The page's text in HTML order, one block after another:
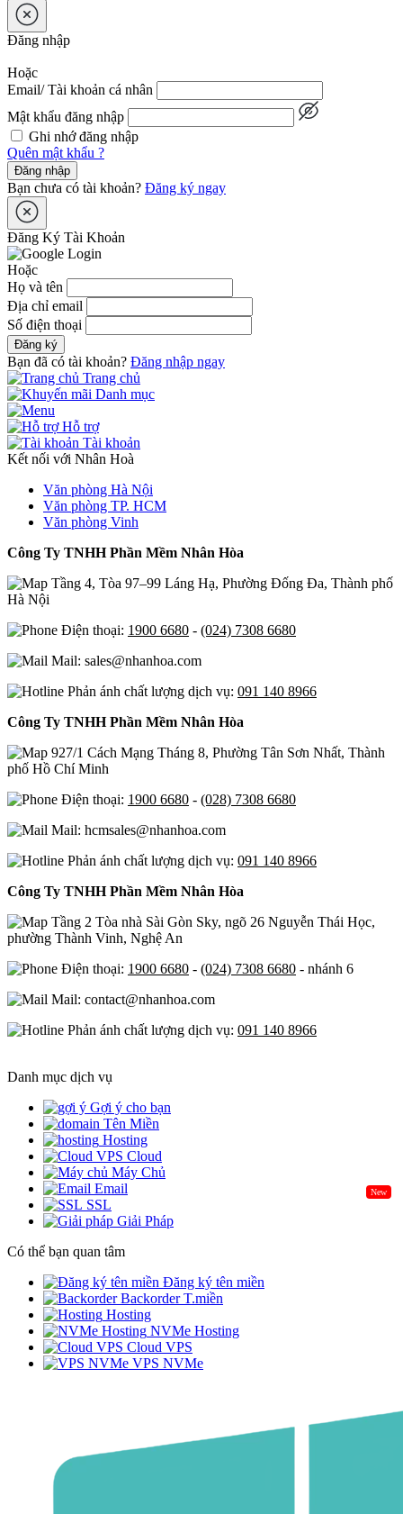
Đăng nhập
Hoặc
Email/ Tài khoản cá nhân
Mật khẩu đăng nhập
Ghi nhớ đăng nhập
Quên mật khẩu ?
Đăng nhập
Bạn chưa có tài khoản? Đăng ký ngay
Đăng Ký Tài Khoản
Hoặc
Họ và tên
Địa chỉ email
Số điện thoại
Đăng ký
Bạn đã có tài khoản? Đăng nhập ngay
Trang chủ
Danh mục
Hỗ trợ
Tài khoản
Kết nối với Nhân Hoà
Văn phòng Hà Nội
Văn phòng TP. HCM
Văn phòng Vinh
Công Ty TNHH Phần Mềm Nhân Hòa
Tầng 4, Tòa 97–99 Láng Hạ, Phường Đống Đa, Thành phố
Hà Nội
Điện thoại: 1900 6680 - (024) 7308 6680
Mail: sales@nhanhoa.com
Phản ánh chất lượng dịch vụ: 091 140 8966
Công Ty TNHH Phần Mềm Nhân Hòa
927/1 Cách Mạng Tháng 8, Phường Tân Sơn Nhất, Thành
phố Hồ Chí Minh
Điện thoại: 1900 6680 - (028) 7308 6680
Mail: hcmsales@nhanhoa.com
Phản ánh chất lượng dịch vụ: 091 140 8966
Công Ty TNHH Phần Mềm Nhân Hòa
Tầng 2 Tòa nhà Sài Gòn Sky, ngõ 26 Nguyễn Thái Học,
phường Thành Vinh, Nghệ An
Điện thoại: 1900 6680 - (024) 7308 6680 - nhánh 6
Mail: contact@nhanhoa.com
Phản ánh chất lượng dịch vụ: 091 140 8966
Danh mục dịch vụ
Gợi ý cho bạn
Tên Miền
Hosting
Cloud
Máy Chủ
New
Email
SSL
Giải Pháp
Có thể bạn quan tâm
Đăng ký tên miền
Backorder T.miền
Hosting
NVMe Hosting
Cloud VPS
VPS NVMe